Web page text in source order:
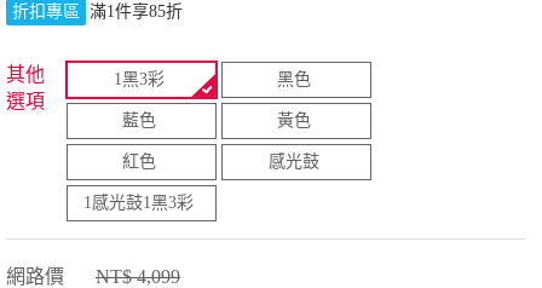
折扣專區 滿1件享85折
其他
選項
1黑3彩 黑色
藍色 黃色
紅色 感光鼓
1感光鼓1黑3彩
網路價
NT$ 4,099